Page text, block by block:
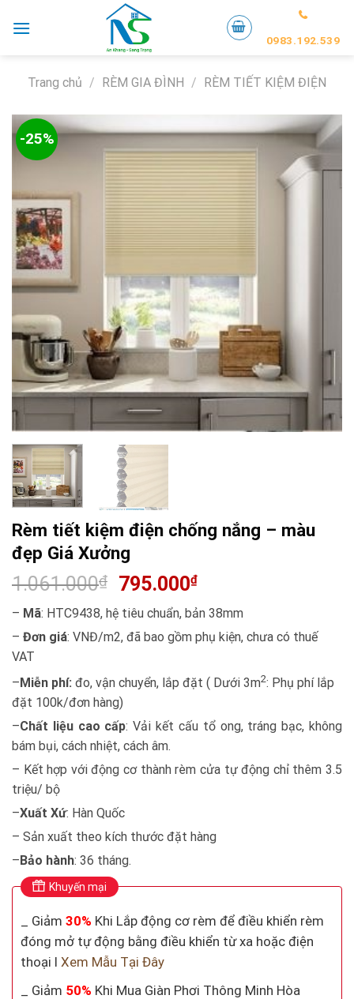
0983.192.539
Trang chủ / RÈM GIA ĐÌNH / RÈM TIẾT KIỆM ĐIỆN
-25%
Rèm tiết kiệm điện chống nắng – màu
đẹp Giá Xưởng
1.061.000₫ 795.000₫
– Mã: HTC9438, hệ tiêu chuẩn, bản 38mm
– Đơn giá: VNĐ/m2, đã bao gồm phụ kiện, chưa có thuế
VAT
–Miễn phí: đo, vận chuyển, lắp đặt ( Dưới 3m2: Phụ phí lắp
đặt 100k/đơn hàng)
–Chất liệu cao cấp: Vải kết cấu tổ ong, tráng bạc, không
bám bụi, cách nhiệt, cách âm.
– Kết hợp với động cơ thành rèm cửa tự động chỉ thêm 3.5
triệu/ bộ
–Xuất Xứ: Hàn Quốc
– Sản xuất theo kích thước đặt hàng
–Bảo hành: 36 tháng.
Khuyến mại
_ Giảm 30% Khi Lắp động cơ rèm để điều khiển rèm
đóng mở tự động bằng điều khiển từ xa hoặc điện
thoại I Xem Mẫu Tại Đây
_ Giảm 50% Khi Mua Giàn Phơi Thông Minh Hòa